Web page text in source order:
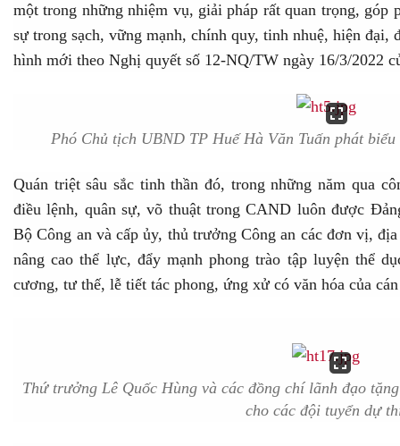
một trong những nhiệm vụ, giải pháp rất quan trọng,
sự trong sạch, vững mạnh, chính quy, tinh nhuệ, hiện đại,
hình mới theo Nghị quyết số 12-NQ/TW ngày 16/3/2022
Phó Chủ tịch UBND TP Huế Hà Văn Tuấn phát
Quán triệt sâu sắc tinh thần đó, trong những năm qua
điều lệnh, quân sự, võ thuật trong CAND luôn được
Bộ Công an và cấp ủy, thủ trưởng Công an các đơn vị,
nâng cao thể lực, đẩy mạnh phong trào tập luyện thể
cương, tư thế, lễ tiết tác phong, ứng xử có văn hóa của
Thứ trưởng Lê Quốc Hùng và các đồng chí lãnh đạo
cho các đội tuyển dự